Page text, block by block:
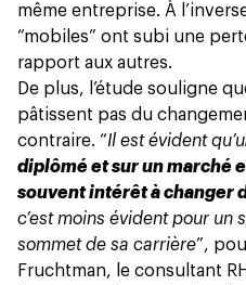
même entreprise. À
“mobiles” ont subi une
rapport aux autres.
De plus, l’étude souligne
pâtissent pas du
contraire. “Il est évident qu’u
diplômé et sur un marché
souvent intérêt à changer
c’est moins évident pour un
sommet de sa carrière”,
Fruchtman, le consultant